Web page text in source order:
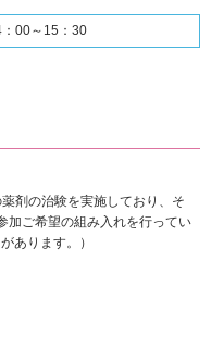
：00～15：30
剤の治験を実施しており、そ
加ご希望の組み入れを行ってい
あります。）